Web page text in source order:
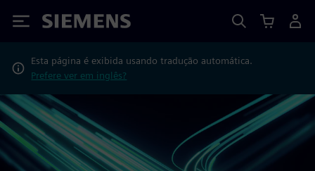
Siemens
Esta página é exibida usando tradução automática.
Prefere ver em inglês?